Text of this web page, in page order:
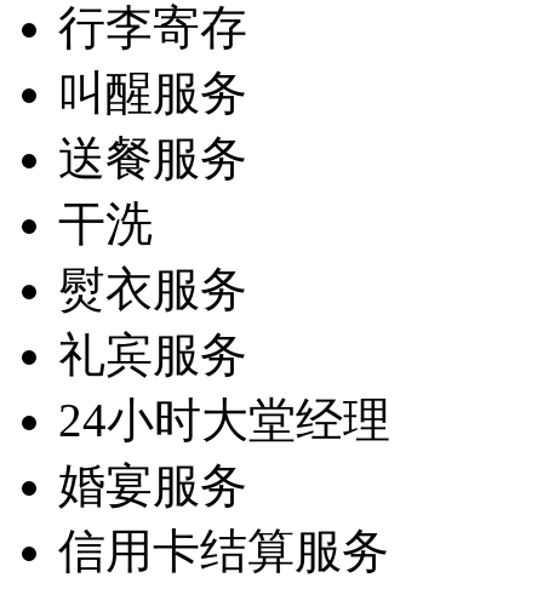
行李寄存
叫醒服务
送餐服务
干洗
熨衣服务
礼宾服务
24小时大堂经理
婚宴服务
信用卡结算服务